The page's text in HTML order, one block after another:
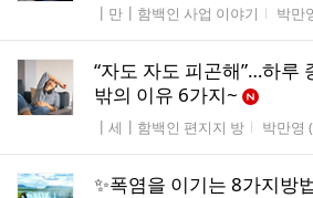
게시판명
┃만┃함백인 사업 이야기 작성
박만
“자도 자도 피곤해”…하루
밖의 이유 6가지~
게시판명
┃세┃함백인 편지지 방 작성자
박만영
✨️폭염을 이기는 8가지방